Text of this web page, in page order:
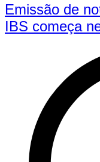
Emissão de
IBS começa